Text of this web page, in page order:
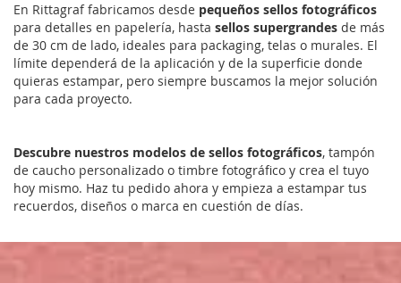
En Rittagraf fabricamos desde pequeños sellos fotográficos
para detalles en papelería, hasta sellos supergrandes de más
de 30 cm de lado, ideales para packaging, telas o murales. El
límite dependerá de la aplicación y de la superficie donde
quieras estampar, pero siempre buscamos la mejor solución
para cada proyecto.
Descubre nuestros modelos de sellos fotográficos, tampón
de caucho personalizado o timbre fotográfico y crea el tuyo
hoy mismo. Haz tu pedido ahora y empieza a estampar tus
recuerdos, diseños o marca en cuestión de días.